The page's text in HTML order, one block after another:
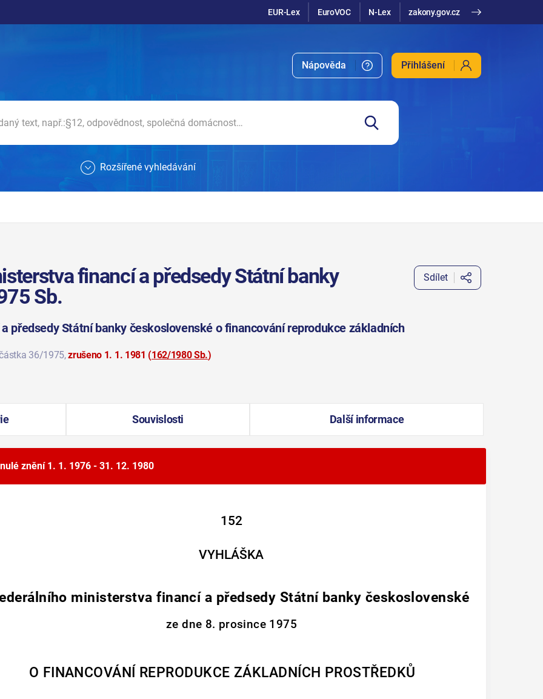
EUR-Lex EuroVOC N-Lex zakony.gov.cz
Nápověda Přihlášení
Rozšířené vyhledávání
financí a předsedy Státní banky
Sb.
předsedy Státní banky československé o financování reprodukce základních
36/1975,zrušeno 1. 1. 1981 (162/1980 Sb.)
Sdílet
Souvislosti Další informace
znění1. 1. 1976 - 31. 12. 1980
152
VYHLÁŠKA
ministerstva financí a předsedy Státní banky československé
ze dne 8. prosince 1975
O FINANCOVÁNÍ REPRODUKCE ZÁKLADNÍCH PROSTŘEDKŮ